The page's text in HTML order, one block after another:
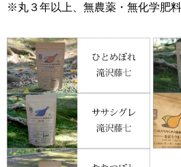
※丸３年以上、無農薬・無化学肥